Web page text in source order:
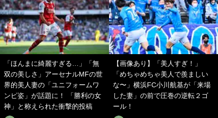
「ほんまに綺麗すぎる…」「無
双の美しさ」アーセナルMFの世
界的美人妻の「ユニフォームワ
ンピ姿」が話題に！ 「勝利の女
神」と称えられた衝撃的投稿
【画像あり】「美人すぎ！」
「めちゃめちゃ美人で羨ましい
な〜」横浜FC小川航基が「来場
した妻」の前で圧巻の逆転２ゴ
ール！